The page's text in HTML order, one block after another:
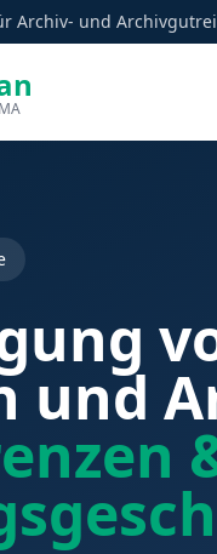
Archiv- und
und